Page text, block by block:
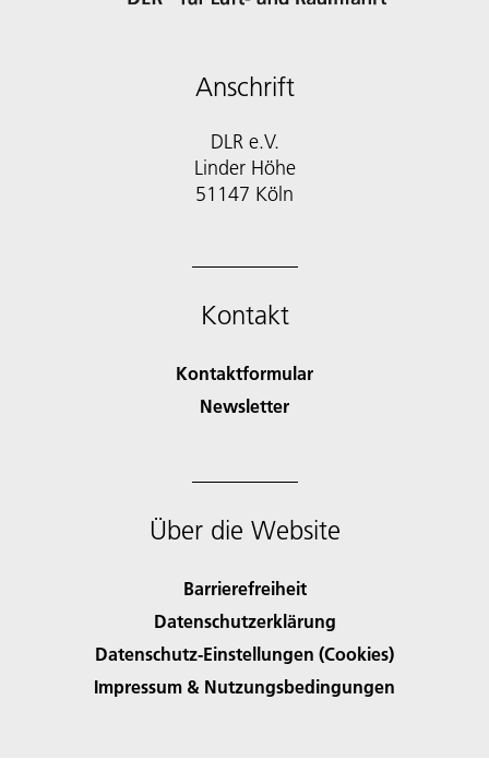
Anschrift
DLR e.V.
Linder Höhe
51147 Köln
Kontakt
Kontaktformular
Newsletter
Über die Website
Barrierefreiheit
Datenschutzerklärung
Datenschutz-Einstellungen (Cookies)
Impressum & Nutzungsbedingungen